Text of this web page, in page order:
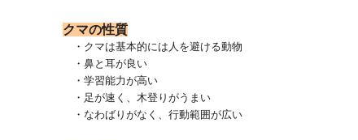
クマの性質
・クマは基本的には人を避ける動物
・鼻と耳が良い
・学習能力が高い
・足が速く、木登りがうまい
・なわばりがなく、行動範囲が広い